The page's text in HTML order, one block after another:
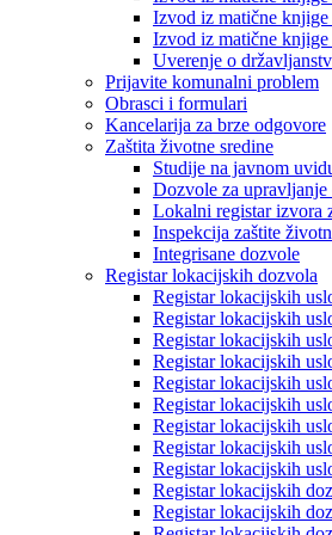
Izvod iz matične
Izvod iz matične knjige
Uverenje o
Prijavite komunalni problem
Obrasci i formulari
Kancelarija za brze odgovore
Zaštita životne sredine
Studije na javnom
Dozvole za upravljanje
Lokalni registar izvora
Inspekcija zaštite
Integrisane dozvole
Registar lokacijskih dozvola
Registar lokacijskih
Registar lokacijskih
Registar lokacijskih
Registar lokacijskih
Registar lokacijskih
Registar lokacijskih
Registar lokacijskih
Registar lokacijskih
Registar lokacijskih
Registar lokacijskih
Registar lokacijskih